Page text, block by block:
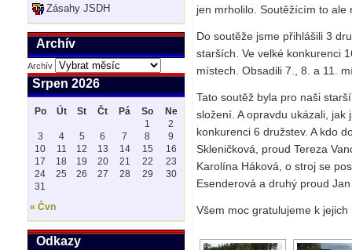
jen mrholilo. Soutěžícím to ale
Do soutěže jsme přihlášili 3
starších. Ve velké konkurenci
místech. Obsadili 7., 8. a 11.
Tato soutěž byla pro naši
složení. A opravdu ukázali, jak
konkurenci 6 družstev. A kdo
Skleničková, proud Tereza
Karolína Háková, o stroj se
Esenderová a druhý proud
Všem moc gratulujeme k
Zásahy JSDH
Archív
Archív
Srpen 2026
Po Út St Čt Pá So Ne
« Čvn
1
2
3
4 5 6 7 8
9
10
11 12 13 14 15
16
17
18 19 20 21 22
23
24
25 26 27 28 29
30
31
Odkazy